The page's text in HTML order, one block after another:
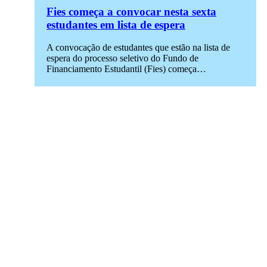
Fies começa a convocar nesta sexta
estudantes em lista de espera
A convocação de estudantes que estão na lista de
espera do processo seletivo do Fundo de
Financiamento Estudantil (Fies) começa…